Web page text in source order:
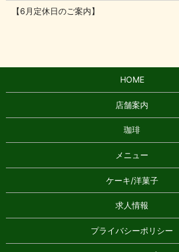
【6月定休日のご案内】
HOME
店舗案内
珈琲
メニュー
ケーキ/洋菓子
求人情報
プライバシーポリシー